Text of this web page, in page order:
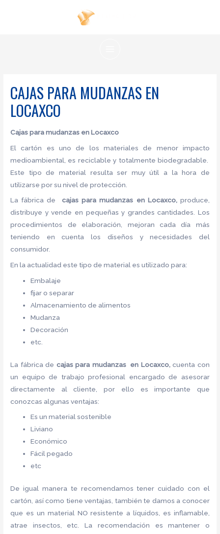
CAJAS PARA MUDANZAS EN
LOCAXCO
Cajas para mudanzas en Locaxco
El cartón es uno de los materiales de menor impacto
medioambiental, es reciclable y totalmente biodegradable.
Este tipo de material resulta ser muy útil a la hora de
utilizarse por su nivel de protección.
La fábrica de cajas para mudanzas en Locaxco,produce,
distribuye y vende en pequeñas y grandes cantidades. Los
procedimientos de elaboración, mejoran cada día más
teniendo en cuenta los diseños y necesidades del
consumidor.
En la actualidad este tipo de material es utilizado para:
Embalaje
fijar o separar
Almacenamiento de alimentos
Mudanza
Decoración
etc.
La fábrica de cajas para mudanzas en Locaxco,cuenta con
un equipo de trabajo profesional encargado de asesorar
directamente al cliente, por ello es importante que
conozcas algunas ventajas:
Es un material sostenible
Liviano
Económico
Fácil pegado
etc
De igual manera te recomendamos tener cuidado con el
cartón, así como tiene ventajas, también te damos a conocer
que es un material NO resistente a líquidos, es inflamable,
atrae insectos, etc. La recomendación es mantener o